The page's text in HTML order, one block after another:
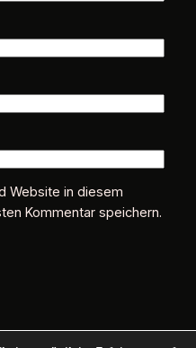
Website in diesem
Kommentar speichern.